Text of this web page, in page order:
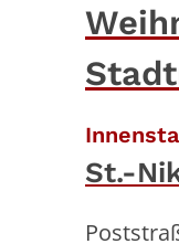
St.-